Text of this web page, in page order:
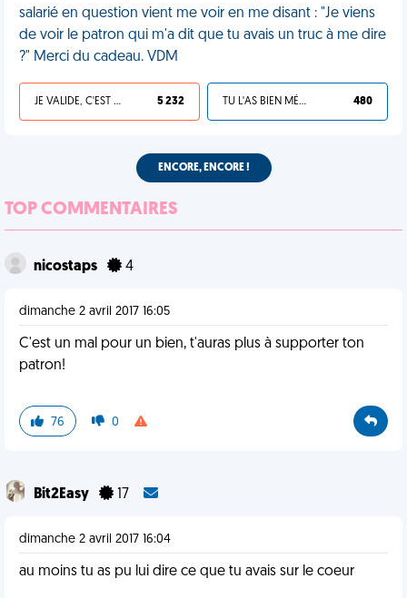
salarié en question vient me voir en me disant : "Je viens
de voir le patron qui m'a dit que tu avais un truc à me dire
?" Merci du cadeau. VDM
JE VALIDE, C'EST UNE VDM 5 232 TU L'AS BIEN MÉRITÉ 480
ENCORE, ENCORE !
TOP COMMENTAIRES
nicostaps 4
dimanche 2 avril 2017 16:05
C'est un mal pour un bien, t'auras plus à supporter ton
patron!
76 0
Bit2Easy 17
dimanche 2 avril 2017 16:04
au moins tu as pu lui dire ce que tu avais sur le coeur